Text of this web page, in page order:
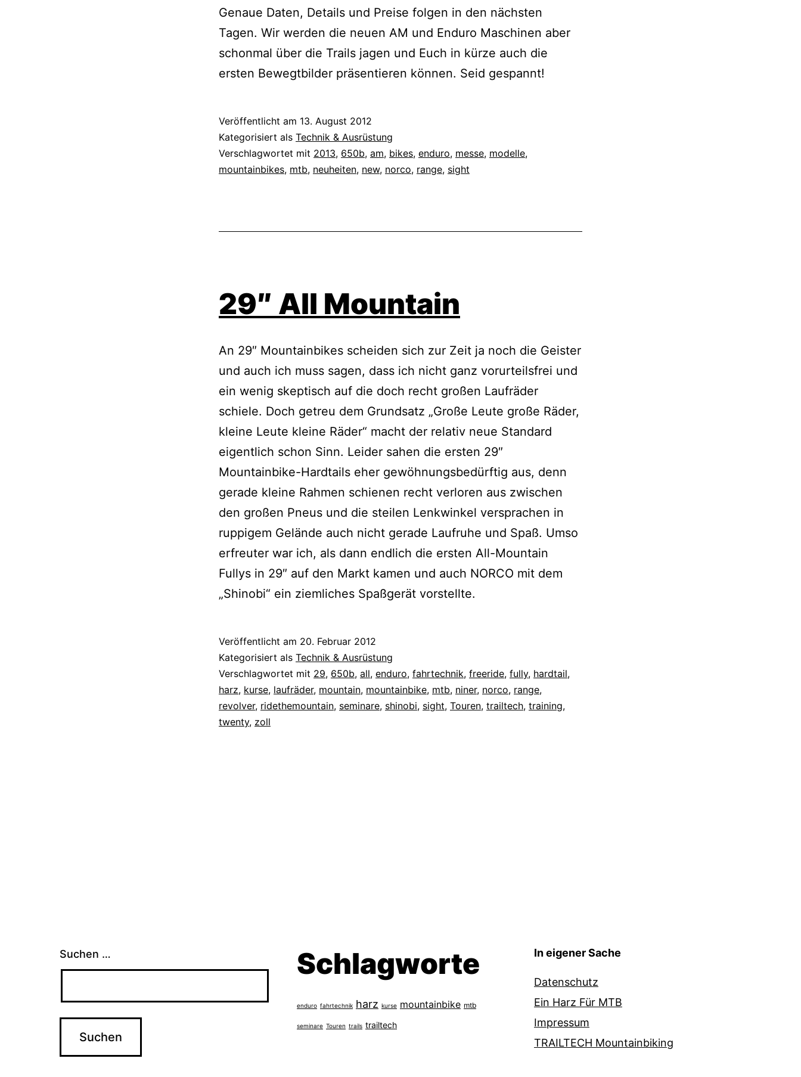
Genaue Daten, Details und Preise folgen in den nächsten
Tagen. Wir werden die neuen AM und Enduro Maschinen aber
schonmal über die Trails jagen und Euch in kürze auch die
ersten Bewegtbilder präsentieren können. Seid gespannt!
Veröffentlicht am 13. August 2012
Kategorisiert als Technik & Ausrüstung
Verschlagwortet mit 2013, 650b, am, bikes, enduro, messe, modelle,
mountainbikes, mtb, neuheiten, new, norco, range, sight
29″ All Mountain
An 29″ Mountainbikes scheiden sich zur Zeit ja noch die Geister
und auch ich muss sagen, dass ich nicht ganz vorurteilsfrei und
ein wenig skeptisch auf die doch recht großen Laufräder
schiele. Doch getreu dem Grundsatz „Große Leute große Räder,
kleine Leute kleine Räder“ macht der relativ neue Standard
eigentlich schon Sinn. Leider sahen die ersten 29″
Mountainbike-Hardtails eher gewöhnungsbedürftig aus, denn
gerade kleine Rahmen schienen recht verloren aus zwischen
den großen Pneus und die steilen Lenkwinkel versprachen in
ruppigem Gelände auch nicht gerade Laufruhe und Spaß. Umso
erfreuter war ich, als dann endlich die ersten All-Mountain
Fullys in 29″ auf den Markt kamen und auch NORCO mit dem
„Shinobi“ ein ziemliches Spaßgerät vorstellte.
Veröffentlicht am 20. Februar 2012
Kategorisiert als Technik & Ausrüstung
Verschlagwortet mit 29, 650b, all, enduro, fahrtechnik, freeride, fully, hardtail,
harz, kurse, laufräder, mountain, mountainbike, mtb, niner, norco, range,
revolver, ridethemountain, seminare, shinobi, sight, Touren, trailtech, training,
twenty, zoll
Suchen … Schlagworte
enduro fahrtechnik harz kurse mountainbike mtb
seminare Touren trails trailtech
In eigener Sache
Datenschutz
Ein Harz Für MTB
Impressum
TRAILTECH Mountainbiking